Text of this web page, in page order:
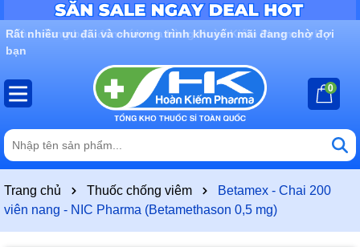
Rất nhiều ưu đãi và chương trình khuyến mãi đang chờ đợi
bạn
0
Trang chủ Thuốc chống viêm
Betamex - Chai 200
viên nang - NIC Pharma (Betamethason 0,5 mg)